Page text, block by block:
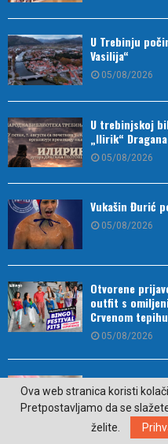
U Trebinju
Vasilija“
05/08/2026
U trebinjskoj
„Ilirik“
05/08/2026
Vukašin Đurić
05/08/2026
Otvorene
outfit s
Crvenom
05/08/2026
U Srpskoj
05/08/2026
Ova web stranica koristi
Pretpostavljamo da se
želite.